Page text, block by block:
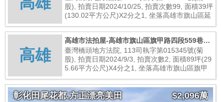
股), 拍賣日期2024/10/25, 拍賣次數99, 面積39坪
(130.02平方公尺)X2分之1, 坐落高雄市旗山區延
高雄
高雄市法拍屋-高雄市旗山區旗甲路四段559巷4
號
臺灣橋頭地方法院, 113司執字第015345號(菊
股), 拍賣日期2024/9/3, 拍賣次數2, 面積89坪(29
5.66平方公尺)X4分之1, 坐落高雄市旗山區旗甲
彰化田尾花都.方正漂亮美田 $2,096萬